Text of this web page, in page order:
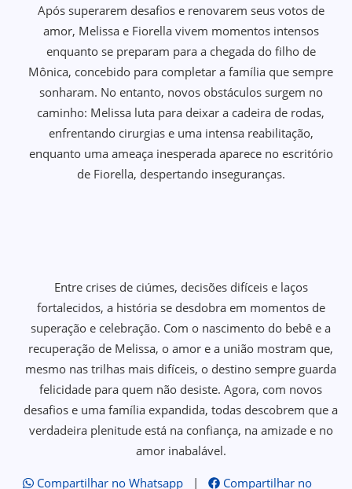
Após superarem desafios e renovarem seus votos de
amor, Melissa e Fiorella vivem momentos intensos
enquanto se preparam para a chegada do filho de
Mônica, concebido para completar a família que sempre
sonharam. No entanto, novos obstáculos surgem no
caminho: Melissa luta para deixar a cadeira de rodas,
enfrentando cirurgias e uma intensa reabilitação,
enquanto uma ameaça inesperada aparece no escritório
de Fiorella, despertando inseguranças.
Entre crises de ciúmes, decisões difíceis e laços
fortalecidos, a história se desdobra em momentos de
superação e celebração. Com o nascimento do bebê e a
recuperação de Melissa, o amor e a união mostram que,
mesmo nas trilhas mais difíceis, o destino sempre guarda
felicidade para quem não desiste. Agora, com novos
desafios e uma família expandida, todas descobrem que a
verdadeira plenitude está na confiança, na amizade e no
amor inabalável.
Compartilhar no Whatsapp| Compartilhar no